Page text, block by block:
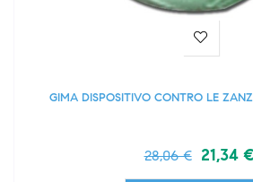
GIMA DISPOSITIVO CONTRO LE
28,06 € 21,34 €